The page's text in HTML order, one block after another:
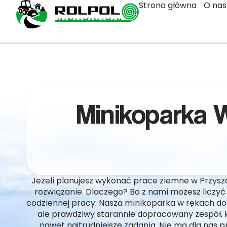
Strona główna O nas
Minikoparka
Jeżeli planujesz wykonać prace ziemne w
rozwiązanie. Dlaczego? Bo z nami możesz
codziennej pracy. Nasza minikoparka w rękach
ale prawdziwy starannie dopracowany